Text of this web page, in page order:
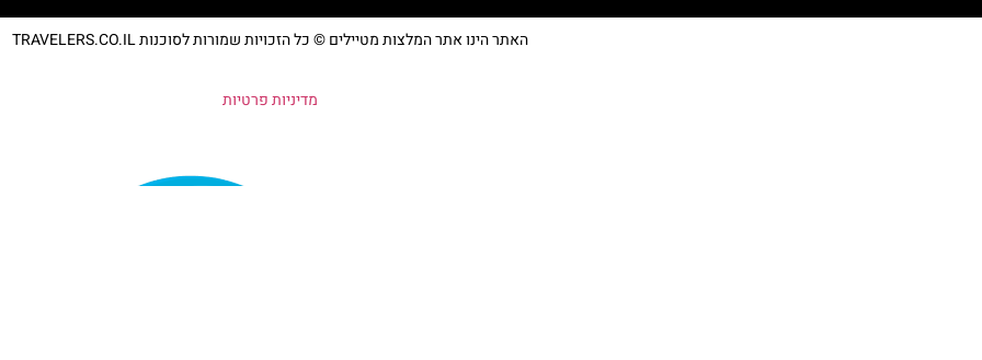
האתר הינו אתר המלצות מטיילים © כל הזכויות שמורות לסוכנות TRAVELERS.CO.IL
מדיניות פרטיות